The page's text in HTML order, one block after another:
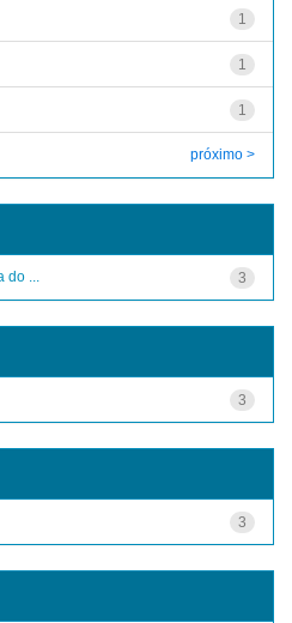
1
1
1
próximo >
3
...
3
3